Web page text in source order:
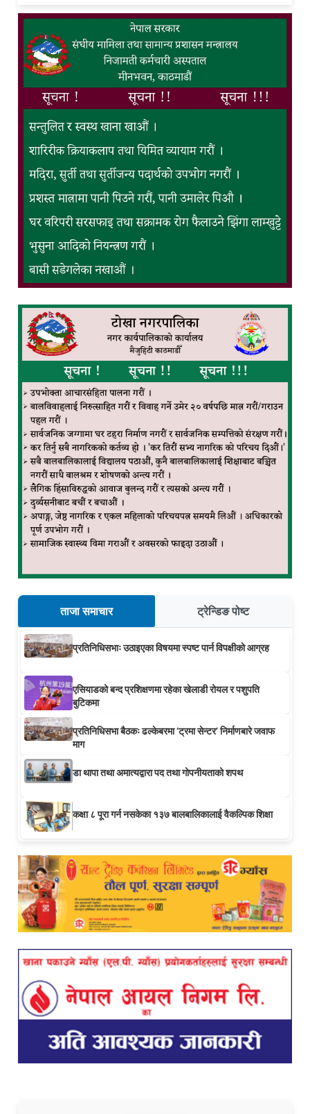
ताजा समाचार ट्रेन्डिङ पोष्ट
प्रतिनिधिसभाः उठाइएका विषयमा स्पष्ट पार्न विपक्षीको आग्रह
एसियाडको बन्द प्रशिक्षणमा रहेका खेलाडी रोयल र पशुपति
बुटिकमा
प्रतिनिधिसभा बैठकः ढल्केबरमा ‘ट्रमा सेन्टर’ निर्माणबारे जवाफ
माग
डा थापा तथा अमात्यद्वारा पद तथा गोपनीयताको शपथ
कक्षा ८ पूरा गर्न नसकेका १३७ बालबालिकालाई वैकल्पिक शिक्षा